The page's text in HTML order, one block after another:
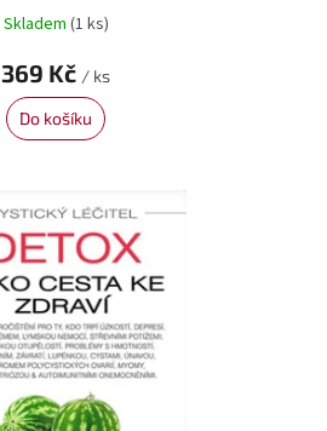
Skladem (1 ks)
369 Kč / ks
Do košíku